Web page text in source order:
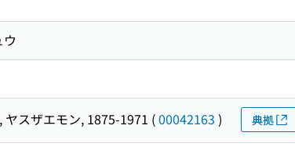
ヤスザエモン, 1875-1971 (00042163 ) 典拠